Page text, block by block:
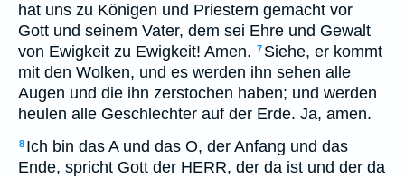
hat uns zu Königen und Priestern gemacht vor
Gott und seinem Vater, dem sei Ehre und Gewalt
von Ewigkeit zu Ewigkeit! Amen. 7 Siehe, er kommt
mit den Wolken, und es werden ihn sehen alle
Augen und die ihn zerstochen haben; und werden
heulen alle Geschlechter auf der Erde. Ja, amen.
8 Ich bin das A und das O, der Anfang und das
Ende, spricht Gott der HERR, der da ist und der da